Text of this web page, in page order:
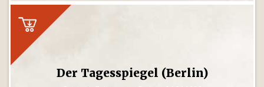
Der Tagesspiegel (Berlin)